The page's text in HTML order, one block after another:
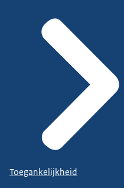
Toegankelijkheid